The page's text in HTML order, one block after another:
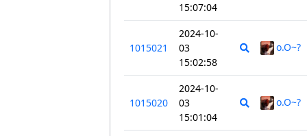
15:07:04
1015021
2024-10-
03
15:02:58
o.O~?
1015020
2024-10-
03
15:01:04
o.O~?